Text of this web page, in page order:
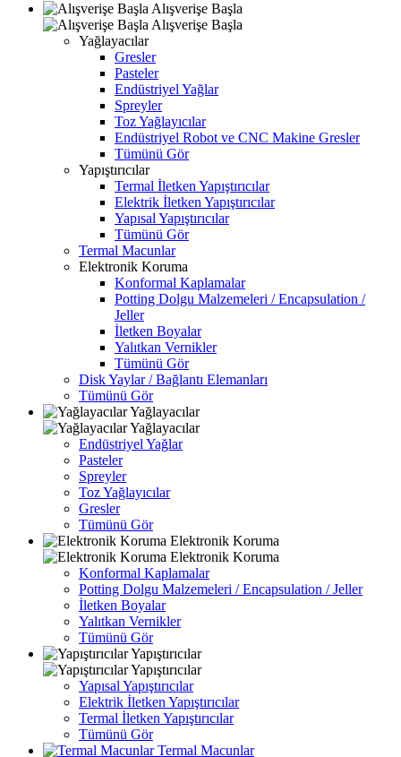
Alışverişe Başla
Alışverişe Başla
Yağlayacılar
Gresler
Pasteler
Endüstriyel Yağlar
Spreyler
Toz Yağlayıcılar
Endüstriyel Robot ve CNC Makine Gresler
Tümünü Gör
Yapıştırıcılar
Termal İletken Yapıştırıcılar
Elektrik İletken Yapıştırıcılar
Yapısal Yapıştırıcılar
Tümünü Gör
Termal Macunlar
Elektronik Koruma
Konformal Kaplamalar
Potting Dolgu Malzemeleri / Encapsulation /
Jeller
İletken Boyalar
Yalıtkan Vernikler
Tümünü Gör
Disk Yaylar / Bağlantı Elemanları
Tümünü Gör
Yağlayacılar
Yağlayacılar
Endüstriyel Yağlar
Pasteler
Spreyler
Toz Yağlayıcılar
Gresler
Tümünü Gör
Elektronik Koruma
Elektronik Koruma
Konformal Kaplamalar
Potting Dolgu Malzemeleri / Encapsulation / Jeller
İletken Boyalar
Yalıtkan Vernikler
Tümünü Gör
Yapıştırıcılar
Yapıştırıcılar
Yapısal Yapıştırıcılar
Elektrik İletken Yapıştırıcılar
Termal İletken Yapıştırıcılar
Tümünü Gör
Termal Macunlar